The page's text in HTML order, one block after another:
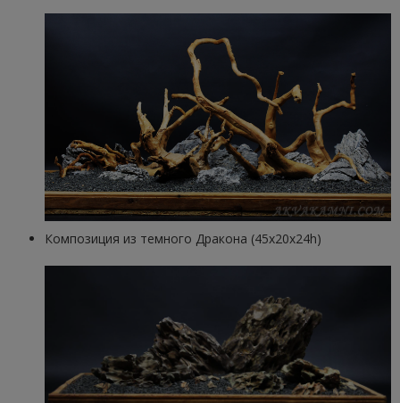
Композиция из темного Дракона (45x20x24h)